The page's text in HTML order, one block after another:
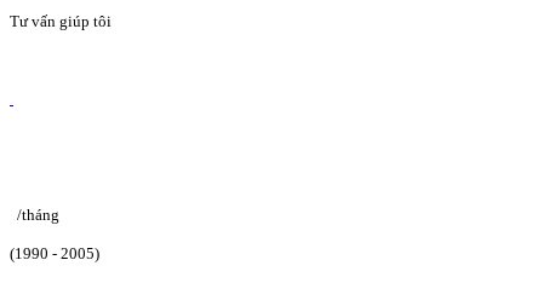
Tư vấn giúp tôi
/tháng
(1990 - 2005)